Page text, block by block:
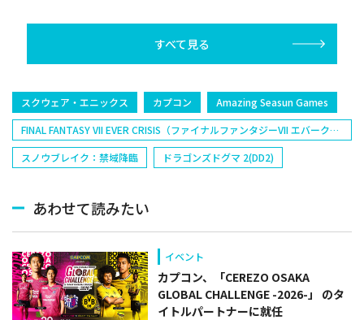
すべて見る
スクウェア・エニックス カプコン
Amazing Seasun Games
FINAL FANTASY VII EVER CRISIS（ファイナルファンタジーVII エバークラ
イシス）（FF7EC）
スノウブレイク：禁域降臨 ドラゴンズドグマ 2(DD2)
あわせて読みたい
イベント
カプコン、「CEREZO OSAKA
GLOBAL CHALLENGE -2026-」 のタ
イトルパートナーに就任